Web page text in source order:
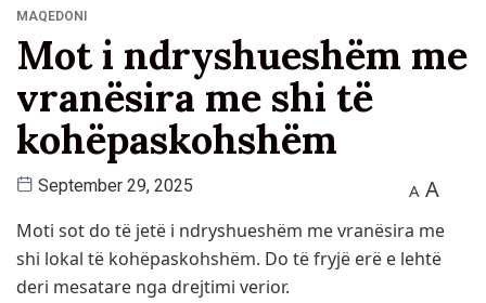
MAQEDONI
Mot i ndryshueshëm me
vranësira me shi të
kohëpaskohshëm
September 29, 2025 A A
Moti sot do të jetë i ndryshueshëm me vranësira me
shi lokal të kohëpaskohshëm. Do të fryjë erë e lehtë
deri mesatare nga drejtimi verior.